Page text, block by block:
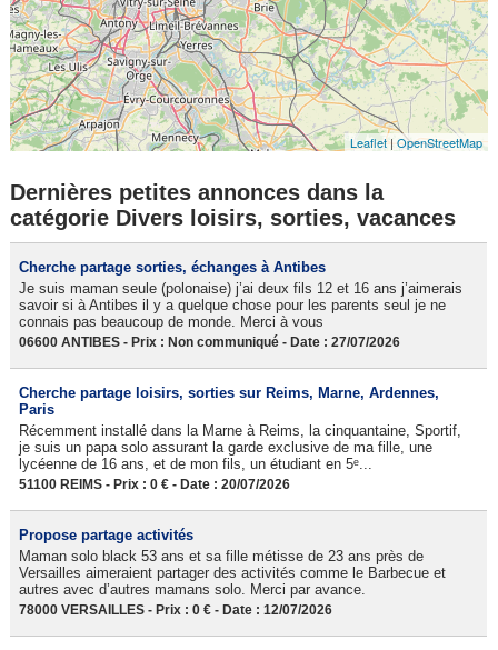
Leaflet|OpenStreetMap
Dernières petites annonces dans la
catégorie Divers loisirs, sorties, vacances
Cherche partage sorties, échanges à Antibes
Je suis maman seule (polonaise) j’ai deux fils 12 et 16 ans j’aimerais
savoir si à Antibes il y a quelque chose pour les parents seul je ne
connais pas beaucoup de monde. Merci à vous
06600 ANTIBES - Prix : Non communiqué - Date : 27/07/2026
Cherche partage loisirs, sorties sur Reims, Marne, Ardennes,
Paris
Récemment installé dans la Marne à Reims, la cinquantaine, Sportif,
je suis un papa solo assurant la garde exclusive de ma fille, une
lycéenne de 16 ans, et de mon fils, un étudiant en 5ᵉ...
51100 REIMS - Prix : 0 € - Date : 20/07/2026
Propose partage activités
Maman solo black 53 ans et sa fille métisse de 23 ans près de
Versailles aimeraient partager des activités comme le Barbecue et
autres avec d’autres mamans solo. Merci par avance.
78000 VERSAILLES - Prix : 0 € - Date : 12/07/2026